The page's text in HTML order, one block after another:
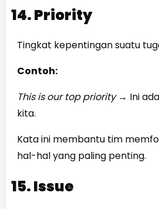
14. Priority
Tingkat kepentingan suatu
Contoh:
This is our top priority → Ini
kita.
Kata ini membantu tim
hal-hal yang paling penting.
15. Issue